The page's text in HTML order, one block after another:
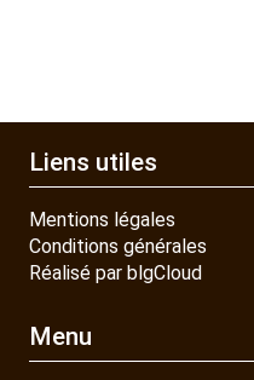
Liens utiles
Mentions légales
Conditions générales
Réalisé par blgCloud
Menu